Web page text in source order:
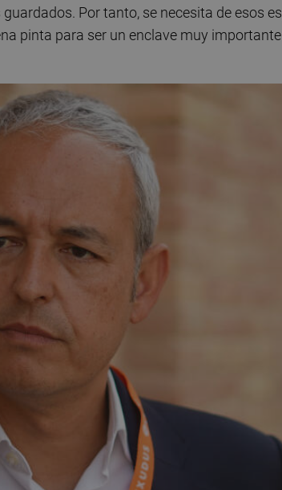
Por tanto, se necesita de esos
pinta para ser un enclave muy